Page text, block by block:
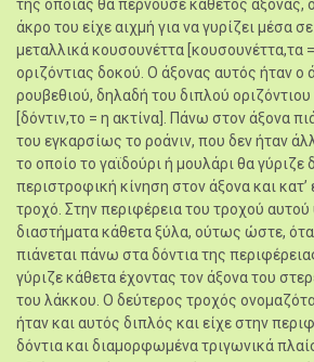
της οποίας θα περνούσε κάθετος άξονας,
άκρο του είχε αιχμή για να γυρίζει μέσα
μεταλλικά κουσουνέττα [κουσουνέττα,τα
οριζόντιας δοκού. Ο άξονας αυτός ήταν ο
ρουβεθιού, δηλαδή του διπλού
[δόντιν,το = η ακτίνα]. Πάνω στον άξονα
του εγκαρσίως το ροάνιν, που δεν ήταν
το οποίο το γαϊδούρι ή μουλάρι θα γύριζε
περιστροφική κίνηση στον άξονα και
τροχό. Στην περιφέρεια του τροχού
διαστήματα κάθετα ξύλα, ούτως ώστε,
πιάνεται πάνω στα δόντια της
γύριζε κάθετα έχοντας τον άξονα του
του λάκκου. Ο δεύτερος τροχός
ήταν και αυτός διπλός και είχε στην
δόντια και διαμορφωμένα τριγωνικά